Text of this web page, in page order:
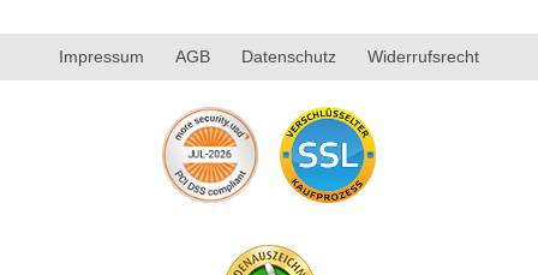
Impressum AGB Datenschutz Widerrufsrecht